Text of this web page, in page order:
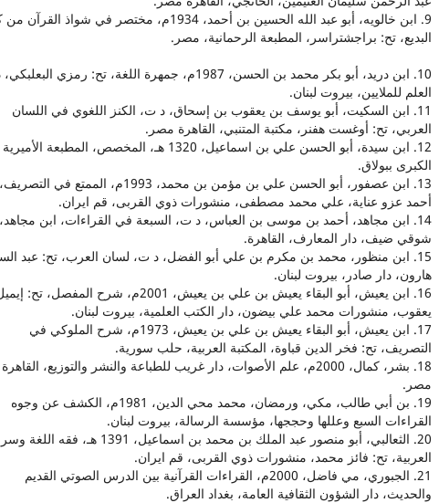
9. ابن خالويه، أبو عبد الله الحسين بن أحمد، 1934م، مختصر في شواذ
البديع، تح: براجشتراسر، المطبعة الرحمانية، مصر.
10. ابن دريد، أبو بكر محمد بن الحسن، 1987م، جمهرة اللغة، تح: رمزي
العلم للملايين، بيروت لبنان.
11. ابن السكيت، أبو يوسف بن يعقوب بن إسحاق، د ت، الكنز اللغوي في اللسان
العربي، تح: أوغست هفنر، مكتبة المتنبي، القاهرة مصر.
12. ابن سيدة، أبو الحسن علي بن اسماعيل، 1320 هـ، المخصص، المطبعة الأميرية
الكبرى ببولاق.
13. ابن عصفور، أبو الحسن علي بن مؤمن بن محمد، 1993م، الممتع في
أحمد عزو عناية، علي محمد مصطفى، منشورات ذوي القربى، قم ايران.
14. ابن مجاهد، أحمد بن موسى بن العباس، د ت، السبعة في القراءات، ابن
شوقي ضيف، دار المعارف، القاهرة.
15. ابن منظور، محمد بن مكرم بن علي أبو الفضل، د ت، لسان العرب، تح: عبد
هارون، دار صادر، بيروت لبنان.
16. ابن يعيش، أبو البقاء يعيش بن علي بن يعيش، 2001م، شرح المفصل، تح:
يعقوب، منشورات محمد علي بيضون، دار الكتب العلمية، بيروت لبنان.
17. ابن يعيش، أبو البقاء يعيش بن علي بن يعيش، 1973م، شرح الملوكي في
التصريف، تح: فخر الدين قباوة، المكتبة العربية، حلب سورية.
18. بشر، كمال، 2000م، علم الأصوات، دار غريب للطباعة والنشر والتوزيع، القاهرة
مصر.
19. بن أبي طالب، مكي، ورمضان، محمد محي الدين، 1981م، الكشف عن وجوه
القراءات السبع وعللها وحججها، مؤسسة الرسالة، بيروت لبنان.
20. الثعالبي، أبو منصور عبد الملك بن محمد بن اسماعيل، 1391 هـ، فقه اللغة وسر
العربية، تح: فائز محمد، منشورات ذوي القربى، قم ايران.
21. الجبوري، مي فاضل، 2000م، القراءات القرآنية بين الدرس الصوتي القديم
والحديث، دار الشؤون الثقافية العامة، بغداد العراق.